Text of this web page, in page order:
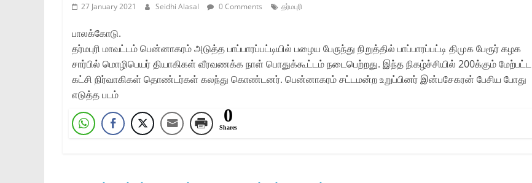
27 January 2021 Seidhi Alasal 0 Comments தர்மபுரி
பாலக்கோடு.
தர்மபுரி மாவட்டம் பென்னாகரம் அடுத்த பாப்பாரப்பட்டியில் பழைய பேருந்து நிறுத்தில் பாப்பாரப்பட்டி திமுக பேரூர் கழக
சார்பில் மொழிபெயர் தியாகிகள் வீரவணக்க நாள் பொதுக்கூட்டம் நடைபெற்றது. இந்த நிகழ்ச்சியில் 200க்கும் மேற்பட்ட
கட்சி நிர்வாகிகள் தொண்டர்கள் கலந்து கொண்டனர். பென்னாகரம் சட்டமன்ற உறுப்பினர் இன்பசேகரன் பேசிய போது
எடுத்த படம்
0
Shares